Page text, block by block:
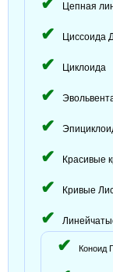
Цепная
Циссоида
Циклоида
Красивые
Кривые
Коноид